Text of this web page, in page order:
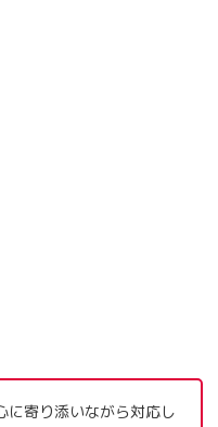
に寄り添いながら対応し